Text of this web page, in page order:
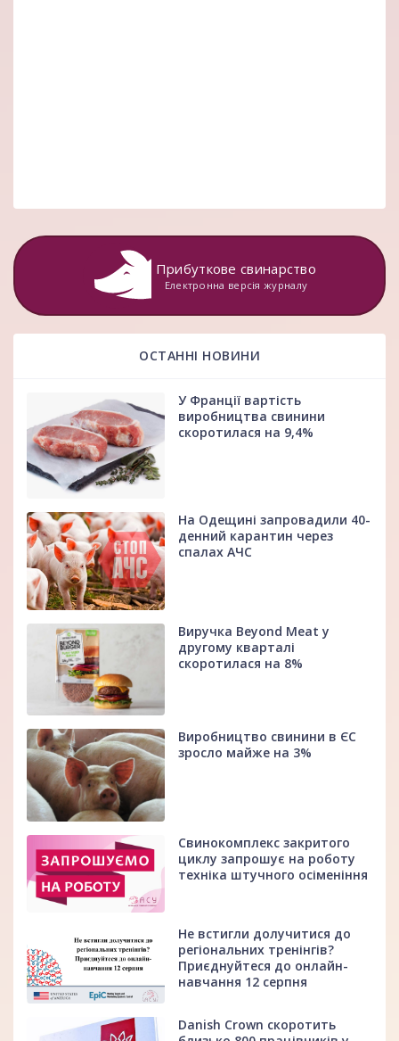
Прибуткове свинарство
Електронна версія журналу
ОСТАННІ НОВИНИ
У Франції вартість
виробництва свинини
скоротилася на 9,4%
На Одещині запровадили 40-
денний карантин через
спалах АЧС
Виручка Beyond Meat у
другому кварталі
скоротилася на 8%
Виробництво свинини в ЄС
зросло майже на 3%
Свинокомплекс закритого
циклу запрошує на роботу
техніка штучного осіменіння
Не встигли долучитися до
регіональних тренінгів?
Приєднуйтеся до онлайн-
навчання 12 серпня
Danish Crown скоротить